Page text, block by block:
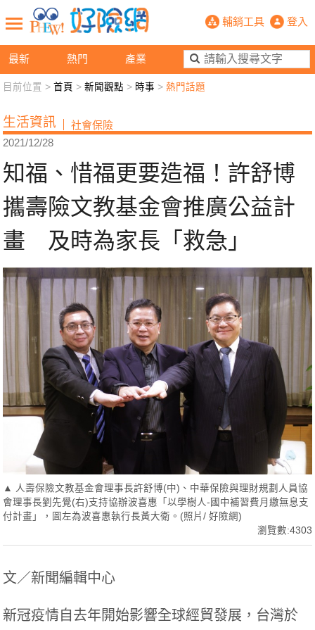
最新 熱門 產業
知福、惜福更要造福！許舒博攜
輔銷工具 登入
新聞觀點 業務交流 好險懂生活
退休先準備 好險學堂 輔銷工具 活動專區
目前位置 >首頁 >新聞觀點 > 時事 >熱門話題
生活資訊 社會保險
2021/12/28
知福、惜福更要造福！許舒博
攜壽險文教基金會推廣公益計
畫 及時為家長「救急」
▲ 人壽保險文教基金會理事長許舒博(中)、中華保險與理財規劃人員協
會理事長劉先覺(右)支持協辦波喜惠「以學樹人-國中補習費月繳無息支
付計畫」，圖左為波喜惠執行長黃大衛。(照片/ 好險網)
瀏覽數:4303
文／新聞編輯中心
新冠疫情自去年開始影響全球經貿發展，台灣於